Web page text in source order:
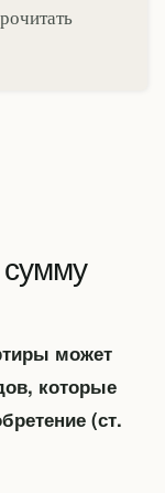
может
которые
(ст.